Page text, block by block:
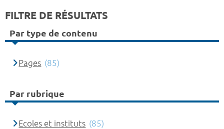
FILTRE DE RÉSULTATS
Par type de contenu
Pages (85)
Par rubrique
Ecoles et instituts (85)